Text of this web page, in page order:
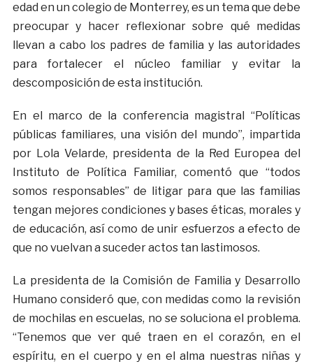
edad en un colegio de Monterrey, es un tema que debe
preocupar y hacer reflexionar sobre qué medidas
llevan a cabo los padres de familia y las autoridades
para fortalecer el núcleo familiar y evitar la
descomposición de esta institución.
En el marco de la conferencia magistral “Políticas
públicas familiares, una visión del mundo”, impartida
por Lola Velarde, presidenta de la Red Europea del
Instituto de Política Familiar, comentó que “todos
somos responsables” de litigar para que las familias
tengan mejores condiciones y bases éticas, morales y
de educación, así como de unir esfuerzos a efecto de
que no vuelvan a suceder actos tan lastimosos.
La presidenta de la Comisión de Familia y Desarrollo
Humano consideró que, con medidas como la revisión
de mochilas en escuelas, no se soluciona el problema.
“Tenemos que ver qué traen en el corazón, en el
espíritu, en el cuerpo y en el alma nuestras niñas y